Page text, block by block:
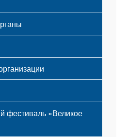
фестиваль «Великое